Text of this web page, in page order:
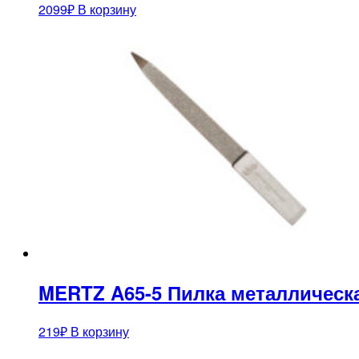
2099₽ В корзину
MERTZ A65-5 Пилка
219₽ В корзину